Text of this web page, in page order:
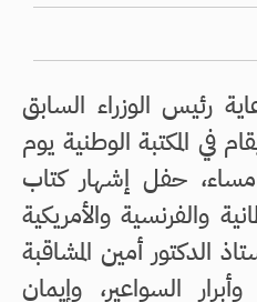
رئيس الوزراء السابق
في المكتبة الوطنية يوم
غد الأربعاء الساعة 6 مساء، حفل إشهار كتاب
والفرنسية والأمريكية
الدكتور أمين المشاقبة
السواعير، وإيمان